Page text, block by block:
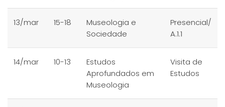
13/mar 15-18
Museologia e
Sociedade
Presencial/
A.1.1
14/mar 10-13
Estudos
Aprofundados em
Museologia
Visita de
Estudos